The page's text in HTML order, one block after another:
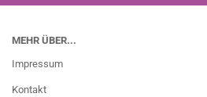
MEHR ÜBER...
Impressum
Kontakt